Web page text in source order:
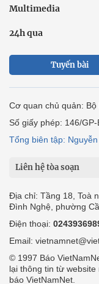
Multimedia
24h qua
Tuyến bài
Cơ quan chủ quản:
Số giấy phép: 146/
Tổng biên tập: Nguyễn
Liên hệ tòa soạn
Địa chỉ: Tầng 18, Toà
Đình Nghệ, phường
Điện thoại:
Email:
© 1997 Báo
lại thông tin từ
báo VietNamNet.